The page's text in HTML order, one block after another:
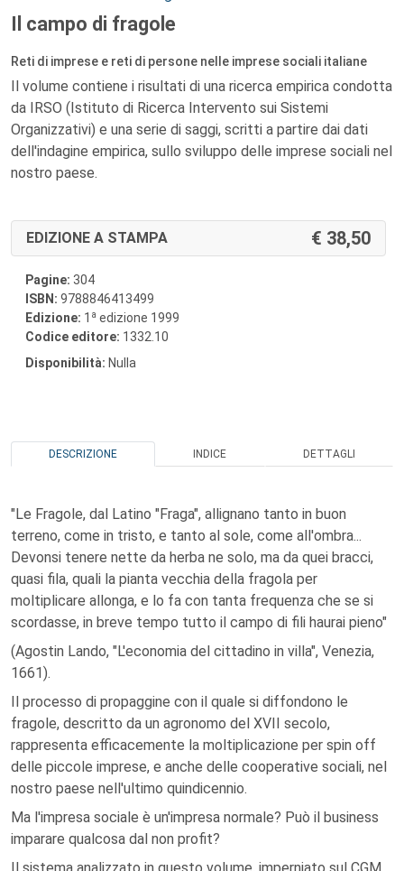
Il campo di fragole
Reti di imprese e reti di persone nelle imprese sociali italiane
Il volume contiene i risultati di una ricerca empirica condotta
da IRSO (Istituto di Ricerca Intervento sui Sistemi
Organizzativi) e una serie di saggi, scritti a partire dai dati
dell'indagine empirica, sullo sviluppo delle imprese sociali nel
nostro paese.
EDIZIONE A STAMPA 38,50
Pagine: 304
ISBN: 9788846413499
Edizione: 1 a edizione 1999
Codice editore: 1332.10
Disponibilità: Nulla
DESCRIZIONE INDICE DETTAGLI
"Le Fragole, dal Latino "Fraga", allignano tanto in buon
terreno, come in tristo, e tanto al sole, come all'ombra...
Devonsi tenere nette da herba ne solo, ma da quei bracci,
quasi fila, quali la pianta vecchia della fragola per
moltiplicare allonga, e lo fa con tanta frequenza che se si
scordasse, in breve tempo tutto il campo di fili haurai pieno"
(Agostin Lando, "L'economia del cittadino in villa", Venezia,
1661).
Il processo di propaggine con il quale si diffondono le
fragole, descritto da un agronomo del XVII secolo,
rappresenta efficacemente la moltiplicazione per spin off
delle piccole imprese, e anche delle cooperative sociali, nel
nostro paese nell'ultimo quindicennio.
Ma l'impresa sociale è un'impresa normale? Può il business
imparare qualcosa dal non profit?